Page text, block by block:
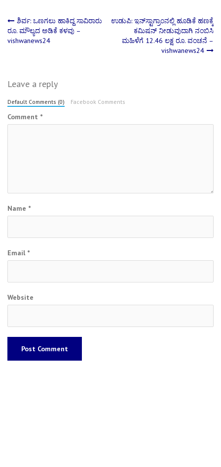
Post
navigation
ಶಿರ್ವ: ಒಣಗಲು ಹಾಕಿದ್ದ ಸಾವಿರಾರು
ರೂ. ಮೌಲ್ಯದ ಅಡಿಕೆ ಕಳವು –
vishwanews24
ಉಡುಪಿ: ಇನ್‌ಸ್ಟಾಗ್ರಾಂನಲ್ಲಿ ಹೂಡಿಕೆ ಹಣಕ್ಕೆ
ಕಮಿಷನ್ ನೀಡುವುದಾಗಿ ನಂಬಿಸಿ
ಮಹಿಳೆಗೆ 12.46 ಲಕ್ಷ ರೂ. ವಂಚನೆ –
vishwanews24
Leave a reply
Default Comments (0) Facebook Comments
Comment *
Name *
Email *
Website